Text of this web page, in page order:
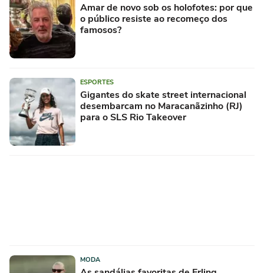
Amar de novo sob os holofotes: por que
o público resiste ao recomeço dos
famosos?
ESPORTES
Gigantes do skate street internacional
desembarcam no Maracanãzinho (RJ)
para o SLS Rio Takeover
MODA